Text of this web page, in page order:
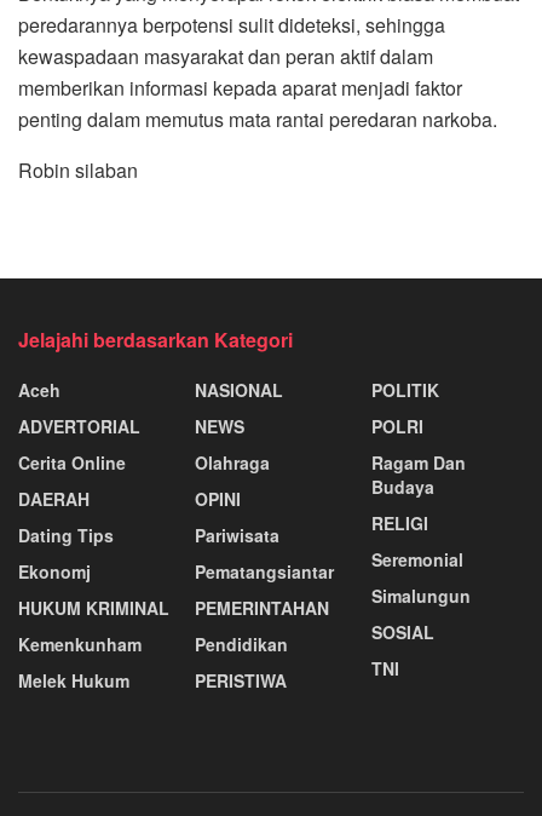
peredarannya berpotensi sulit dideteksi, sehingga
kewaspadaan masyarakat dan peran aktif dalam
memberikan informasi kepada aparat menjadi faktor
penting dalam memutus mata rantai peredaran narkoba.
Robin silaban
Jelajahi berdasarkan Kategori
Aceh
ADVERTORIAL
Cerita Online
DAERAH
Dating Tips
Ekonomj
HUKUM KRIMINAL
Kemenkunham
Melek Hukum
NASIONAL
NEWS
Olahraga
OPINI
Pariwisata
Pematangsiantar
PEMERINTAHAN
Pendidikan
PERISTIWA
POLITIK
POLRI
Ragam Dan
Budaya
RELIGI
Seremonial
Simalungun
SOSIAL
TNI